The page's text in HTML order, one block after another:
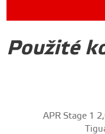
Použité
APR Stage 1